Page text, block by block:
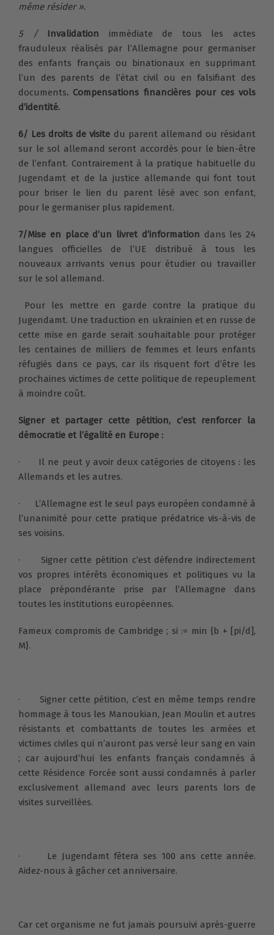
même résider».
5 / Invalidation immédiate de tous les actes
frauduleux réalisés par l’Allemagne pour germaniser
des enfants français ou binationaux en supprimant
l’un des parents de l’état civil ou en falsifiant des
documents. Compensations financières pour ces vols
d’identité.
6/ Les droits de visite du parent allemand ou résidant
sur le sol allemand seront accordés pour le bien-être
de l’enfant. Contrairement à la pratique habituelle du
Jugendamt et de la justice allemande qui font tout
pour briser le lien du parent lésé avec son enfant,
pour le germaniser plus rapidement.
7/Mise en place d’un livret d’information dans les 24
langues officielles de l’UE distribué à tous les
nouveaux arrivants venus pour étudier ou travailler
sur le sol allemand.
Pour les mettre en garde contre la pratique du
Jugendamt. Une traduction en ukrainien et en russe de
cette mise en garde serait souhaitable pour protéger
les centaines de milliers de femmes et leurs enfants
réfugiés dans ce pays, car ils risquent fort d’être les
prochaines victimes de cette politique de repeuplement
à moindre coût.
Signer et partager cette pétition, c’est renforcer la
démocratie et l’égalité en Europe :
· Il ne peut y avoir deux catégories de citoyens : les
Allemands et les autres.
· L’Allemagne est le seul pays européen condamné à
l’unanimité pour cette pratique prédatrice vis-à-vis de
ses voisins.
· Signer cette pétition c’est défendre indirectement
vos propres intérêts économiques et politiques vu la
place prépondérante prise par l’Allemagne dans
toutes les institutions européennes.
Fameux compromis de Cambridge ; si := min {b + [pi/d],
M}.
· Signer cette pétition, c’est en même temps rendre
hommage à tous les Manoukian, Jean Moulin et autres
résistants et combattants de toutes les armées et
victimes civiles qui n’auront pas versé leur sang en vain
; car aujourd’hui les enfants français condamnés à
cette Résidence Forcée sont aussi condamnés à parler
exclusivement allemand avec leurs parents lors de
visites surveillées.
· Le Jugendamt fêtera ses 100 ans cette année.
Aidez-nous à gâcher cet anniversaire.
Car cet organisme ne fut jamais poursuivi après-guerre